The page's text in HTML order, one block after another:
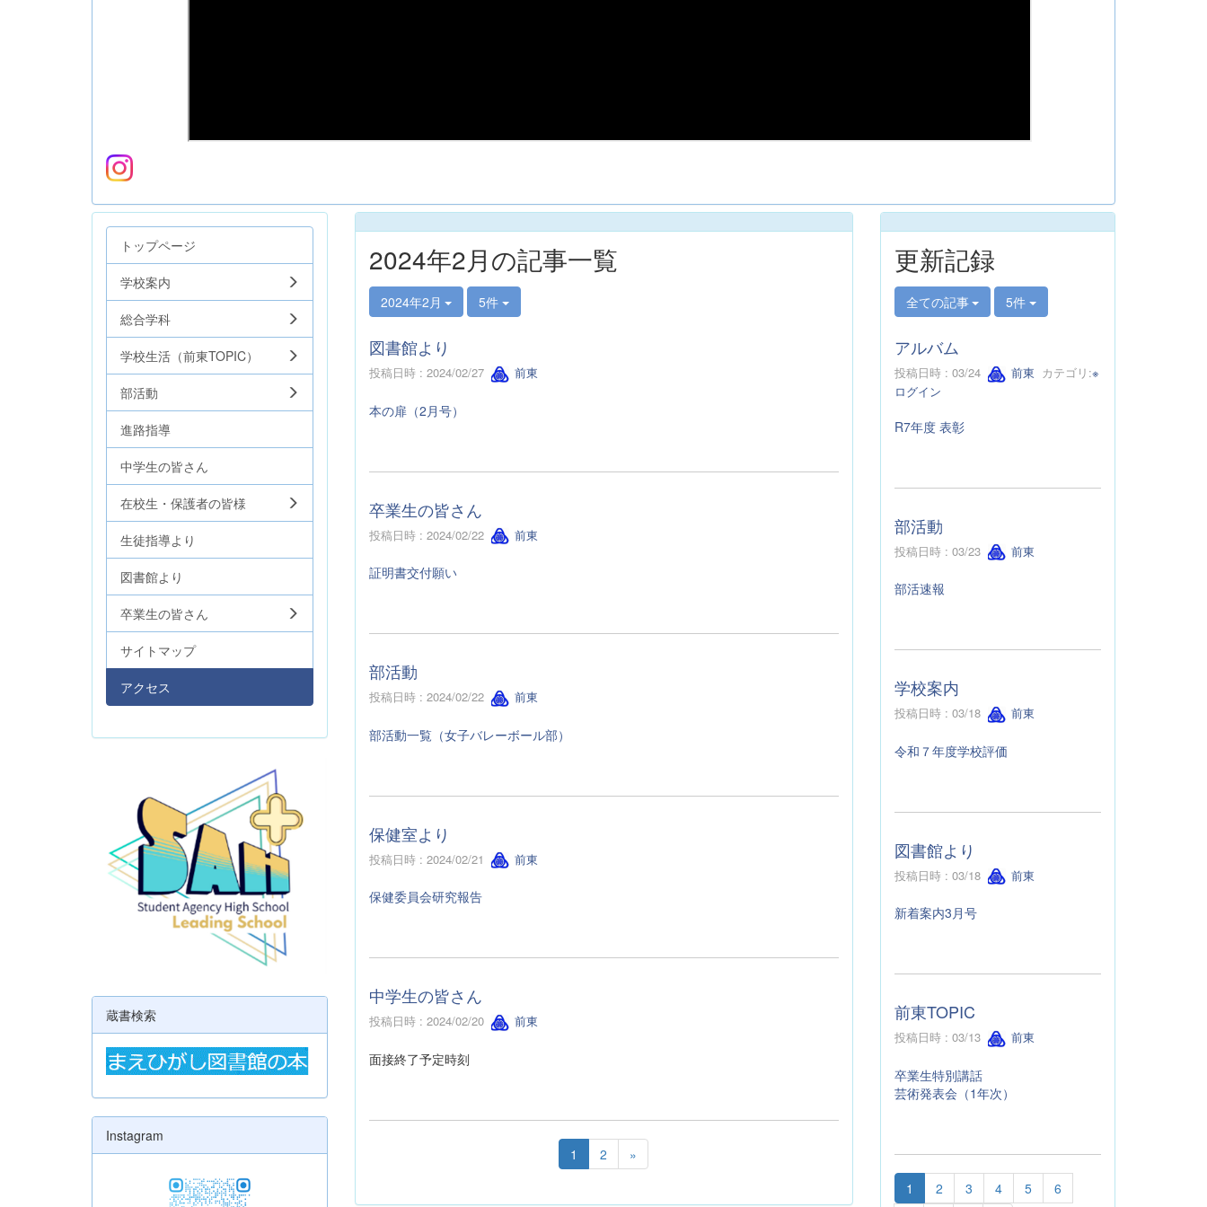
2024年2月の記事一覧
2024年2月 5件
図書館より
投稿日時 : 2024/02/27 前東
本の扉（2月号）
卒業生の皆さん
投稿日時 : 2024/02/22 前東
証明書交付願い
部活動
投稿日時 : 2024/02/22 前東
部活動一覧（女子バレーボール部）
保健室より
投稿日時 : 2024/02/21 前東
保健委員会研究報告
中学生の皆さん
投稿日時 : 2024/02/20 前東
面接終了予定時刻
1 2 »
トップページ
学校案内
総合学科
学校生活（前東TOPIC）
部活動
進路指導
中学生の皆さん
在校生・保護者の皆様
生徒指導より
図書館より
卒業生の皆さん
サイトマップ
アクセス
蔵書検索
Instagram
更新記録
全ての記事 5件
アルバム
投稿日時 : 03/24 前東 カテゴリ:※
ログイン
R7年度 表彰
部活動
投稿日時 : 03/23 前東
部活速報
学校案内
投稿日時 : 03/18 前東
令和７年度学校評価
図書館より
投稿日時 : 03/18 前東
新着案内3月号
前東TOPIC
投稿日時 : 03/13 前東
卒業生特別講話
芸術発表会（1年次）
1 2 3 4 5
6